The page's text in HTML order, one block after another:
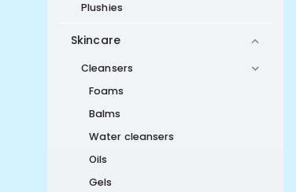
Plushies
Skincare
Cleansers
Foams
Balms
Water cleansers
Oils
Gels
NAME CHAPTER : FREEFALL [GRAVITY
VER.] ALBUM
520 Kč